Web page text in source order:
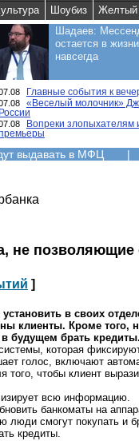
Шоубиз Желтый
Шадаев:
остается в
навсегда
Главные события к
«Веселый молочник»
России
Вопреки злопыхателям
выдавать в МФЦ |
не позволяющие
]
в своих
клиенты. Кроме того,
будущем брать кредиты.
которая
голос, включают
того, чтобы клиент
всю информацию.
банкоматы на
смогут покупать и
кредиты.